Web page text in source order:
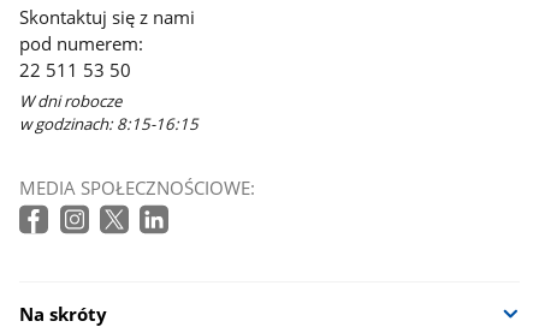
Skontaktuj się z nami
pod numerem:
22 511 53 50
W dni robocze
w godzinach: 8:15-16:15
MEDIA SPOŁECZNOŚCIOWE:
Na skróty